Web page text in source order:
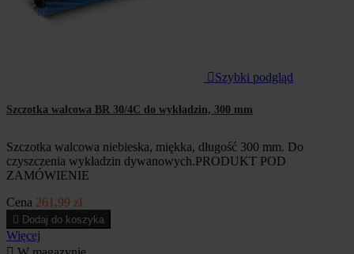
 Szybki podgląd
Szczotka walcowa BR 30/4C do wykładzin, 300 mm
Szczotka walcowa niebieska, miękka, długość 300 mm. Do
czyszczenia wykładzin dywanowych.PRODUKT POD
ZAMÓWIENIE
Cena 261,99 zł
 Dodaj do koszyka
Więcej